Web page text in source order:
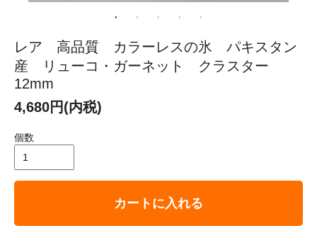
レア 高品質 カラーレスの氷 パキスタン
産 リューコ・ガーネット クラスター
12mm
4,680円(内税)
個数
カートに入れる